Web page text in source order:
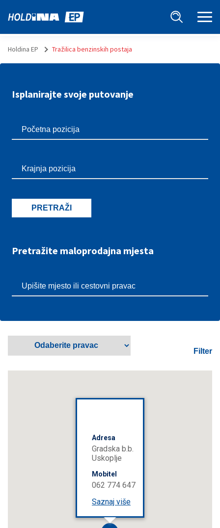
Holdina EP Tražilica benzinskih postaja
Pretražite maloprodajna mjesta
Isplanirajte svoje putovanje
PRETRAŽI
Filter
Adresa
Gradska b.b.
Uskoplje
Mobitel
062 774 647
Saznaj više